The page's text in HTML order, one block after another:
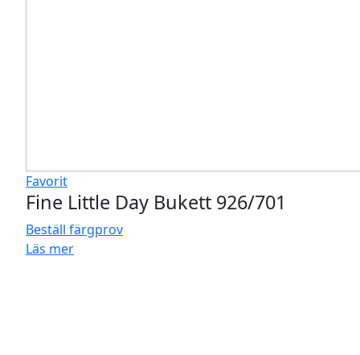
Favorit
Fine Little Day Bukett 926/701
Beställ färgprov
Läs mer